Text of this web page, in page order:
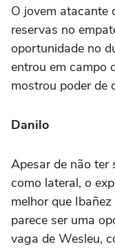
O jovem atacante
reservas no
oportunidade no
entrou em campo
mostrou poder de
Danilo
Apesar de não ter
como lateral, o
melhor que
parece ser uma
vaga de Wesleu,